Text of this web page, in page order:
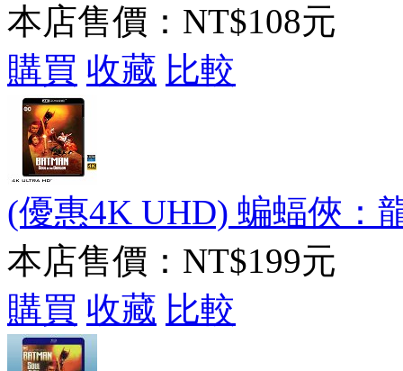
本店售價： NT$108元
購買 收藏 比較
(優惠4K UHD) 蝙蝠俠：
本店售價： NT$199元
購買 收藏 比較